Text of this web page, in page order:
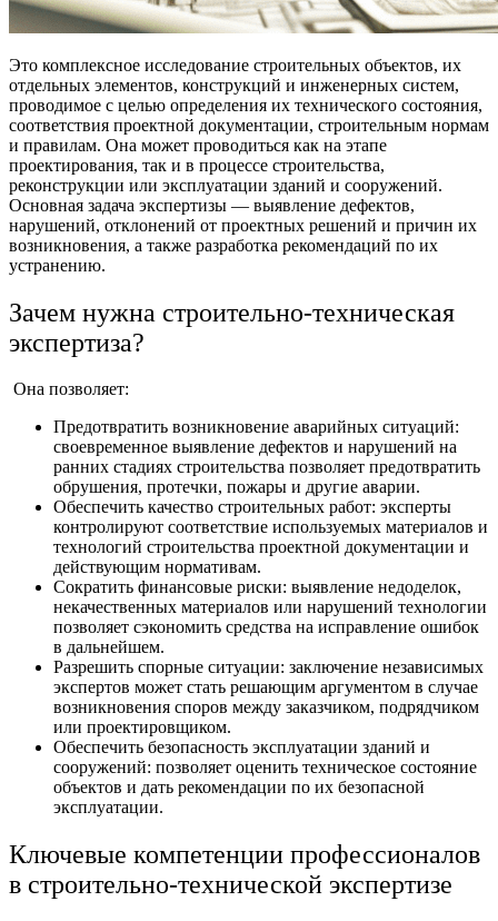
Это комплексное исследование строительных объектов, их
отдельных элементов, конструкций и инженерных систем,
проводимое с целью определения их технического состояния,
соответствия проектной документации, строительным нормам
и правилам. Она может проводиться как на этапе
проектирования, так и в процессе строительства,
реконструкции или эксплуатации зданий и сооружений.
Основная задача экспертизы — выявление дефектов,
нарушений, отклонений от проектных решений и причин их
возникновения, а также разработка рекомендаций по их
устранению.
Зачем нужна строительно-техническая
экспертиза?
Она позволяет:
Предотвратить возникновение аварийных ситуаций:
своевременное выявление дефектов и нарушений на
ранних стадиях строительства позволяет предотвратить
обрушения, протечки, пожары и другие аварии.
Обеспечить качество строительных работ: эксперты
контролируют соответствие используемых материалов и
технологий строительства проектной документации и
действующим нормативам.
Сократить финансовые риски: выявление недоделок,
некачественных материалов или нарушений технологии
позволяет сэкономить средства на исправление ошибок
в дальнейшем.
Разрешить спорные ситуации: заключение независимых
экспертов может стать решающим аргументом в случае
возникновения споров между заказчиком, подрядчиком
или проектировщиком.
Обеспечить безопасность эксплуатации зданий и
сооружений: позволяет оценить техническое состояние
объектов и дать рекомендации по их безопасной
эксплуатации.
Ключевые компетенции профессионалов
в строительно-технической экспертизе